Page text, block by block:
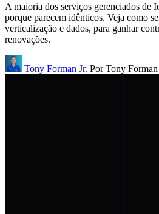
A maioria dos serviços gerenciados de
porque parecem idênticos. Veja como
verticalização e dados, para ganhar
renovações.
Tony Forman Jr. Por Tony Forman